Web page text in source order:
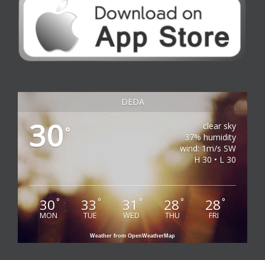
DEDA
30°
clear sky
37% humidity
wind: 1m/s SW
H 30 • L 30
30°
MON
33°
TUE
31°
WED
28°
THU
28°
FRI
Weather from OpenWeatherMap